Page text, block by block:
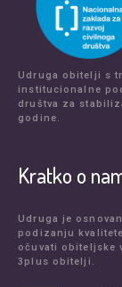
Udruga obitelji s
institucionalne
društva za
godine.
Kratko o
Udruga je
podizanju
očuvati obiteljske
3plus obitelji.